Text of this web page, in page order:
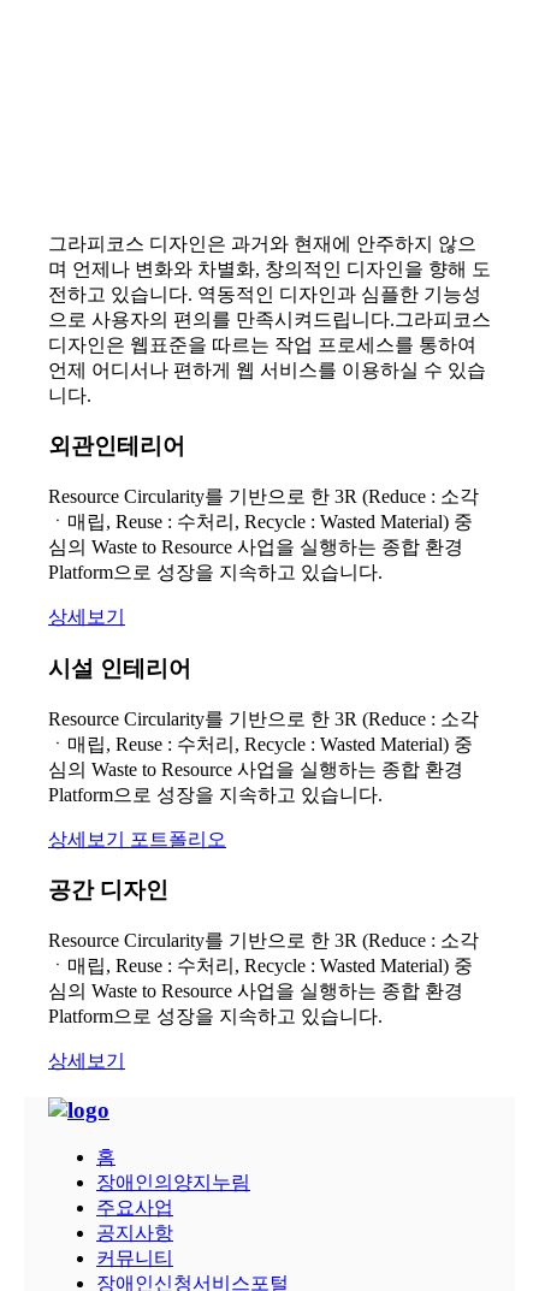
그라피코스 디자인은 과거와 현재에 안주하지 않으
며 언제나 변화와 차별화, 창의적인 디자인을 향해 도
전하고 있습니다. 역동적인 디자인과 심플한 기능성
으로 사용자의 편의를 만족시켜드립니다.그라피코스
디자인은 웹표준을 따르는 작업 프로세스를 통하여
언제 어디서나 편하게 웹 서비스를 이용하실 수 있습
니다.
외관인테리어
Resource Circularity를 기반으로 한 3R (Reduce : 소각
ㆍ매립, Reuse : 수처리, Recycle : Wasted Material) 중
심의 Waste to Resource 사업을 실행하는 종합 환경
Platform으로 성장을 지속하고 있습니다.
상세보기
시설 인테리어
Resource Circularity를 기반으로 한 3R (Reduce : 소각
ㆍ매립, Reuse : 수처리, Recycle : Wasted Material) 중
심의 Waste to Resource 사업을 실행하는 종합 환경
Platform으로 성장을 지속하고 있습니다.
상세보기 포트폴리오
공간 디자인
Resource Circularity를 기반으로 한 3R (Reduce : 소각
ㆍ매립, Reuse : 수처리, Recycle : Wasted Material) 중
심의 Waste to Resource 사업을 실행하는 종합 환경
Platform으로 성장을 지속하고 있습니다.
상세보기
홈
장애인의양지누림
주요사업
공지사항
커뮤니티
장애인신청서비스포털